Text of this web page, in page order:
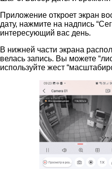
Приложение откроет экран
дату, нажмите на надпись
интересующий вас день.
В нижней части экрана
велась запись. Вы можете
используйте жест